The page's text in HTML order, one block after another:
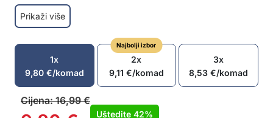
dilatora
Jednostavno se postavljaju na nosnicu
Izrađene od mekog i koži prijateljskog materijala
Udobne za nošenje
Jednostavno stavite magnetske naljepnice i
postavite dilator na vrh
U pakiranju: 30x par magnetskih naljepnica (60
naljepnica ukupno)
Prikaži više
1x
9,80 €/komad
Najbolji izbor
2x
9,11 €/komad
3x
8,53€/komad
Cijena:16,99€
Uštedite 42%